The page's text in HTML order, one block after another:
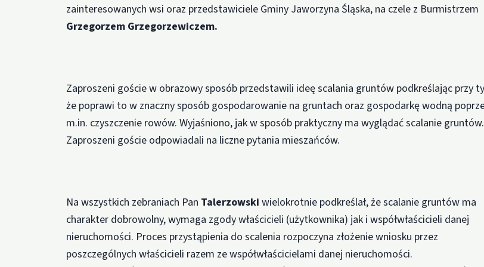
zainteresowanych wsi oraz przedstawiciele Gminy Jaworzyna Śląska, na czele z Burmistrzem
Grzegorzem Grzegorzewiczem.
Zaproszeni goście w obrazowy sposób przedstawili ideę scalania gruntów podkreślając przy
że poprawi to w znaczny sposób gospodarowanie na gruntach oraz gospodarkę wodną
m.in. czyszczenie rowów. Wyjaśniono, jak w sposób praktyczny ma wyglądać scalanie gruntów.
Zaproszeni goście odpowiadali na liczne pytania mieszańców.
Na wszystkich zebraniach Pan Talerzowskiwielokrotnie podkreślał, że scalanie gruntów ma
charakter dobrowolny, wymaga zgody właścicieli (użytkownika) jak i współwłaścicieli danej
nieruchomości. Proces przystąpienia do scalenia rozpoczyna złożenie wniosku przez
poszczególnych właścicieli razem ze współwłaścicielami danej nieruchomości.